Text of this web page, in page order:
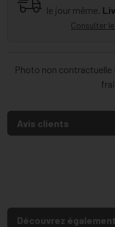
le jour même.
Consulter
Photo non contractuelle
Avis clients
Découvrez